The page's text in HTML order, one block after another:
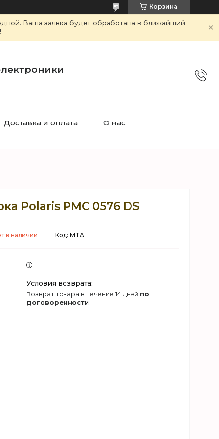
Корзина
Ваша заявка будет обработана в ближайший
Доставка и оплата О нас
Polaris PMC 0576 DS
в наличии Код: MTA
возврат товара в течение 14 дней по
договоренности